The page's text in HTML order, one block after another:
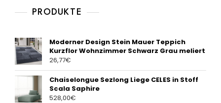
PRODUKTE
Moderner Design Stein Mauer Teppich
Kurzflor Wohnzimmer Schwarz Grau meliert
26,77€
Chaiselongue Sezlong Liege CELES in Stoff
Scala Saphire
528,00€